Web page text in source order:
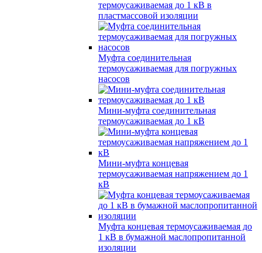
термоусаживаемая до 1 кВ в
пластмассовой изоляции
Муфта соединительная
термоусаживаемая для погружных
насосов
Мини-муфта соединительная
термоусаживаемая до 1 кВ
Мини-муфта концевая
термоусаживаемая напряжением до 1
кВ
Муфта концевая термоусаживаемая до
1 кВ в бумажной маслопропитанной
изоляции